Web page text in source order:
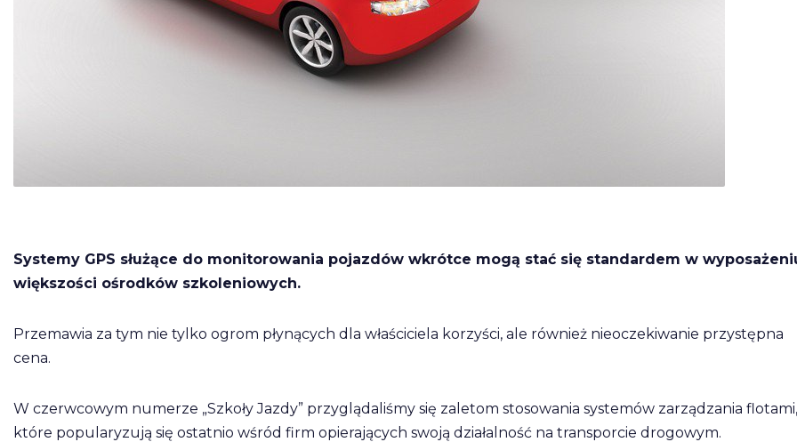
Systemy GPS służące do monitorowania pojazdów wkrótce mogą stać się standardem w
większości ośrodków szkoleniowych.
Przemawia za tym nie tylko ogrom płynących dla właściciela korzyści, ale również nieoczekiwanie przystępna
cena.
W czerwcowym numerze „Szkoły Jazdy” przyglądaliśmy się zaletom stosowania systemów zarządzania flotami,
które popularyzują się ostatnio wśród firm opierających swoją działalność na transporcie drogowym.